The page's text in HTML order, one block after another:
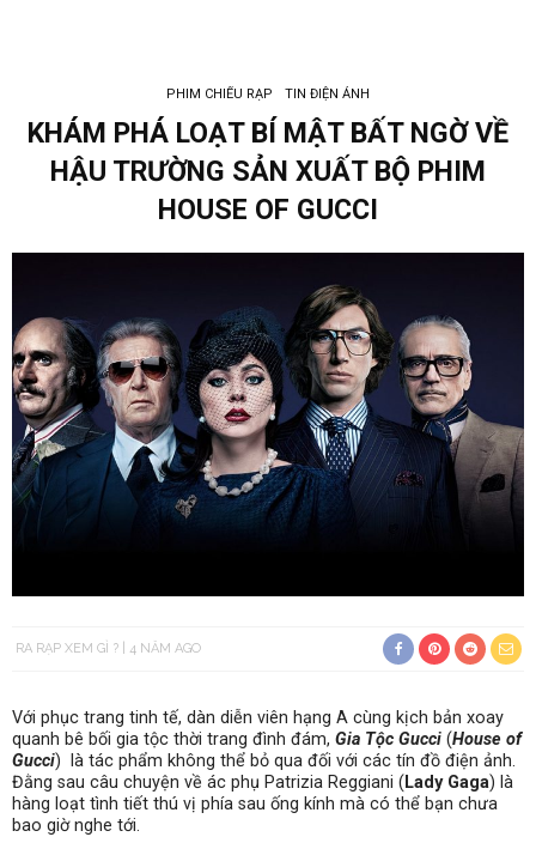
PHIM CHIẾU RẠP TIN ĐIỆN ẢNH
KHÁM PHÁ LOẠT BÍ MẬT BẤT NGỜ VỀ
HẬU TRƯỜNG SẢN XUẤT BỘ PHIM
HOUSE OF GUCCI
RA RẠP XEM GÌ ? 4 NĂM AGO
Với phục trang tinh tế, dàn diễn viên hạng A cùng kịch bản xoay
quanh bê bối gia tộc thời trang đình đám, Gia Tộc Gucci (House of
Gucci) là tác phẩm không thể bỏ qua đối với các tín đồ điện ảnh.
Đằng sau câu chuyện về ác phụ Patrizia Reggiani (Lady Gaga) là
hàng loạt tình tiết thú vị phía sau ống kính mà có thể bạn chưa
bao giờ nghe tới.